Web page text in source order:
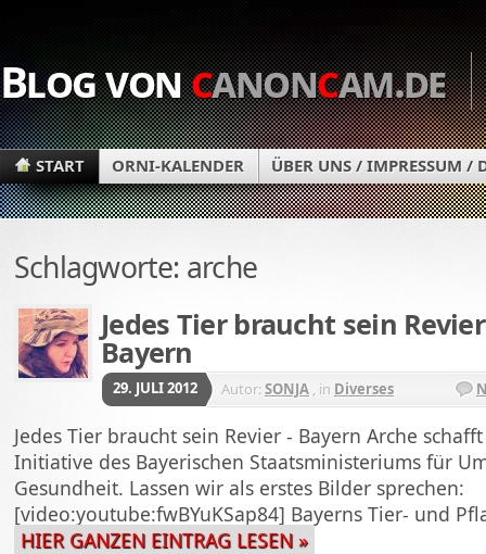
Blog voncanoncam.de
START ORNI-KALENDER ÜBER UNS / IMPRESSUM /
Schlagworte: arche
Jedes Tier braucht sein
Bayern
29. JULI 2012 Autor:SONJA , in Diverses
Jedes Tier braucht sein Revier - Bayern Arche
Initiative des Bayerischen Staatsministeriums für
Gesundheit. Lassen wir als erstes Bilder sprechen:
[video:youtube:fwBYuKSap84] Bayerns Tier- und
HIER GANZEN EINTRAG LESEN »